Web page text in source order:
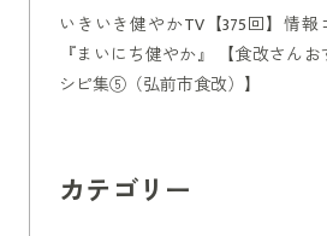
いきいき健やかTV【375回】情報
『まいにち健やか』 【食改さん
シピ集⑤（弘前市食改）】
カテゴリー